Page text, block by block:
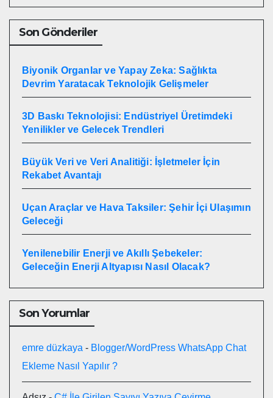
Son Gönderiler
Biyonik Organlar ve Yapay Zeka: Sağlıkta
Devrim Yaratacak Teknolojik Gelişmeler
3D Baskı Teknolojisi: Endüstriyel Üretimdeki
Yenilikler ve Gelecek Trendleri
Büyük Veri ve Veri Analitiği: İşletmeler İçin
Rekabet Avantajı
Uçan Araçlar ve Hava Taksiler: Şehir İçi Ulaşımın
Geleceği
Yenilenebilir Enerji ve Akıllı Şebekeler:
Geleceğin Enerji Altyapısı Nasıl Olacak?
Son Yorumlar
emre düzkaya - Blogger/WordPress WhatsApp Chat
Ekleme Nasıl Yapılır ?